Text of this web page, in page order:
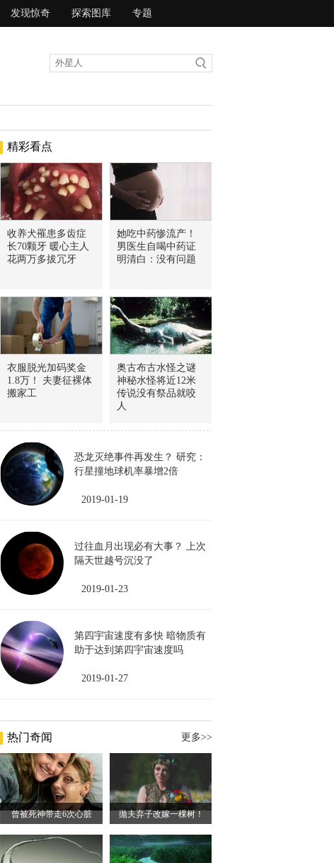
发现惊奇 探索图库 专题
精彩看点
收养犬罹患多齿症
长70颗牙 暖心主人
花两万多拔冗牙
她吃中药惨流产！
男医生自喝中药证
明清白：没有问题
衣服脱光加码奖金
1.8万！ 夫妻征裸体
搬家工
奥古布古水怪之谜
神秘水怪将近12米
传说没有祭品就咬
人
恐龙灭绝事件再发生？ 研究：
行星撞地球机率暴增2倍
2019-01-19
过往血月出现必有大事？ 上次
隔天世越号沉没了
2019-01-23
第四宇宙速度有多快 暗物质有
助于达到第四宇宙速度吗
2019-01-27
热门奇闻 更多>>
曾被死神带走6次心脏 拋夫弃子改嫁一棵树！